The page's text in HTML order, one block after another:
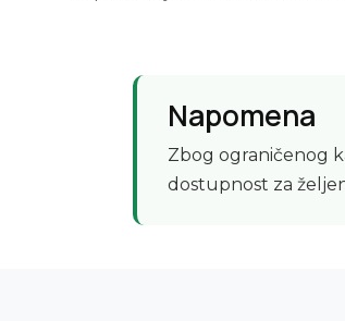
Napomena
Zbog ograničenog
dostupnost za